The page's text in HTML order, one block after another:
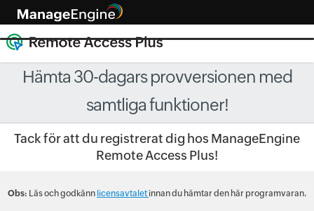
Hämta 30-dagars provversionen med
samtliga funktioner!
Tack för att du registrerat dig hos ManageEngine
Remote Access Plus!
Obs: Läs och godkänn licensavtalet innan du hämtar den här programvaran.